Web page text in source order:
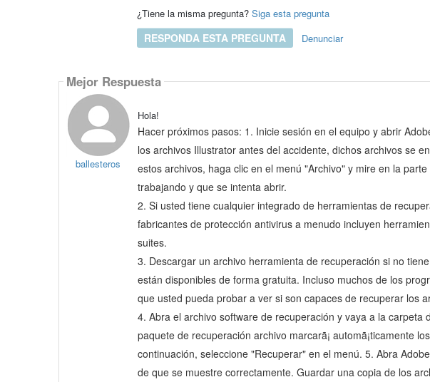
¿Tiene la misma pregunta? Siga esta pregunta
RESPONDA ESTA PREGUNTA Denunciar
Mejor Respuesta
ballesteros
Hola!
Hacer próximos pasos: 1. Inicie sesión en el equipo y abrir
los archivos Illustrator antes del accidente, dichos archivos se
estos archivos, haga clic en el menú "Archivo" y mire en la
trabajando y que se intenta abrir.
2. Si usted tiene cualquier integrado de herramientas de
fabricantes de protección antivirus a menudo incluyen
suites.
3. Descargar un archivo herramienta de recuperación si no
están disponibles de forma gratuita. Incluso muchos de los
que usted pueda probar a ver si son capaces de recuperar los
4. Abra el archivo software de recuperación y vaya a la
paquete de recuperación archivo marcarã¡ automã¡ticamente
continuación, seleccione "Recuperar" en el menú. 5. Abra
de que se muestre correctamente. Guardar una copia de los